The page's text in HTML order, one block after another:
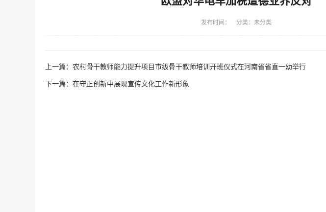
发布时间： 分类：未分类
上一篇： 农村骨干教师能力提升项目市级骨干教师培训开班仪式在河南省省直一幼举行
下一篇： 在守正创新中展现宣传文化工作新形象